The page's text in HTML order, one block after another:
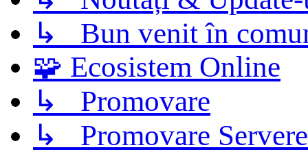
↳ Bun venit în
🧩 Ecosistem Online
↳ Promovare
↳ Promovare Servere